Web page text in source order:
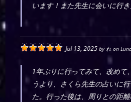
います！また先生に会いに行き
Jul 13, 2025 byれ on
1年ぶりに行ってみて、改めて
うより、さくら先生の占いに
た。行った後は、周りとの距